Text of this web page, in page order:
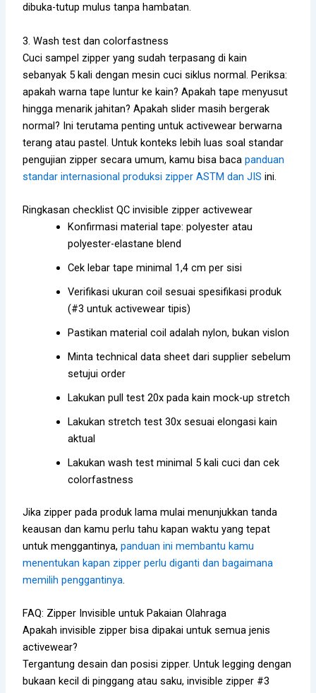
dibuka-tutup mulus tanpa hambatan.
3. Wash test dan colorfastness
Cuci sampel zipper yang sudah terpasang di kain
sebanyak 5 kali dengan mesin cuci siklus normal. Periksa:
apakah warna tape luntur ke kain? Apakah tape menyusut
hingga menarik jahitan? Apakah slider masih bergerak
normal? Ini terutama penting untuk activewear berwarna
terang atau pastel. Untuk konteks lebih luas soal standar
pengujian zipper secara umum, kamu bisa bacapanduan
standar internasional produksi zipper ASTM dan JIS ini.
Ringkasan checklist QC invisible zipper activewear
Konfirmasi material tape: polyester atau
polyester-elastane blend
Cek lebar tape minimal 1,4 cm per sisi
Verifikasi ukuran coil sesuai spesifikasi produk
(#3 untuk activewear tipis)
Pastikan material coil adalah nylon, bukan vislon
Minta technical data sheet dari supplier sebelum
setujui order
Lakukan pull test 20x pada kain mock-up stretch
Lakukan stretch test 30x sesuai elongasi kain
aktual
Lakukan wash test minimal 5 kali cuci dan cek
colorfastness
Jika zipper pada produk lama mulai menunjukkan tanda
keausan dan kamu perlu tahu kapan waktu yang tepat
untuk menggantinya,panduan ini membantu kamu
menentukan kapan zipper perlu diganti dan bagaimana
memilih penggantinya.
FAQ: Zipper Invisible untuk Pakaian Olahraga
Apakah invisible zipper bisa dipakai untuk semua jenis
activewear?
Tergantung desain dan posisi zipper. Untuk legging dengan
bukaan kecil di pinggang atau saku, invisible zipper #3